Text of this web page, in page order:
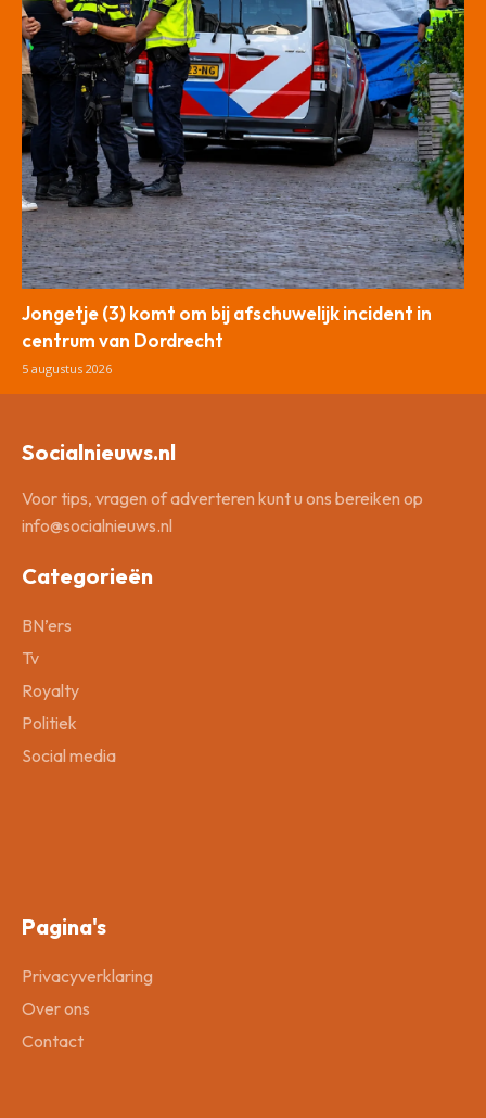
Jongetje (3) komt om bij afschuwelijk incident in
centrum van Dordrecht
5 augustus 2026
Socialnieuws.nl
Voor tips, vragen of adverteren kunt u ons bereiken op
info@socialnieuws.nl
Categorieën
BN’ers
Tv
Royalty
Politiek
Social media
Pagina's
Privacyverklaring
Over ons
Contact